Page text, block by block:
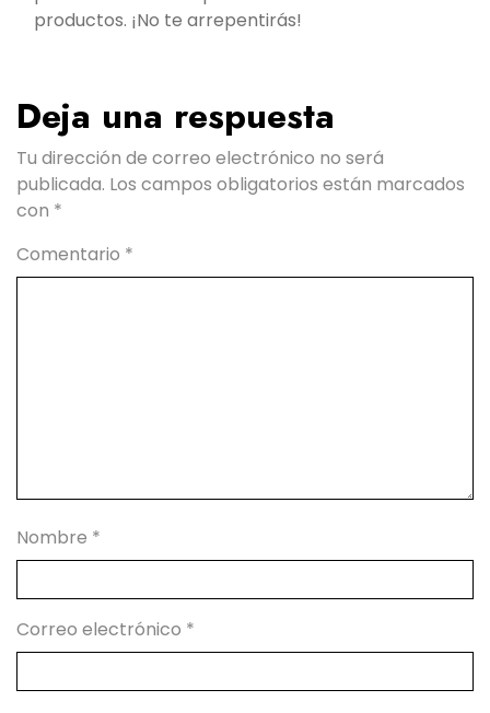
productos. ¡No te arrepentirás!
Deja una respuesta
Tu dirección de correo electrónico no será
publicada. Los campos obligatorios están marcados
con *
Comentario *
Nombre *
Correo electrónico *